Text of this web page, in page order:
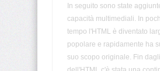
<basefont>
In seguito sono state
capacità multimediali. In
tempo l'HTML è diventato
popolare e rapidamente ha
suo scopo originale. Fin